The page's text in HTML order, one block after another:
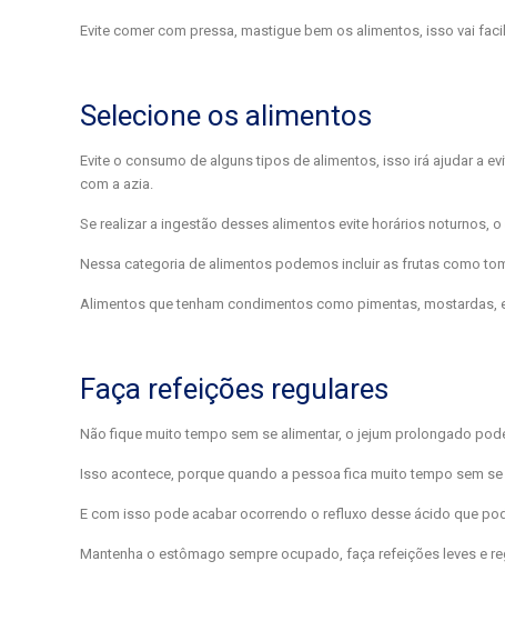
Evite comer com pressa, mastigue bem os alimentos, isso vai
Selecione os alimentos
Evite o consumo de alguns tipos de alimentos, isso irá ajudar a
com a azia.
Se realizar a ingestão desses alimentos evite horários noturnos,
Nessa categoria de alimentos podemos incluir as frutas como
Alimentos que tenham condimentos como pimentas,
Faça refeições regulares
Não fique muito tempo sem se alimentar, o jejum prolongado
Isso acontece, porque quando a pessoa fica muito tempo sem
E com isso pode acabar ocorrendo o refluxo desse ácido que
Mantenha o estômago sempre ocupado, faça refeições leves e